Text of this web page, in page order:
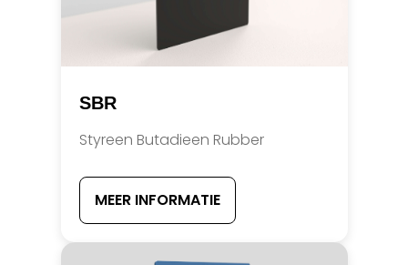
SBR
Styreen Butadieen Rubber
MEER INFORMATIE